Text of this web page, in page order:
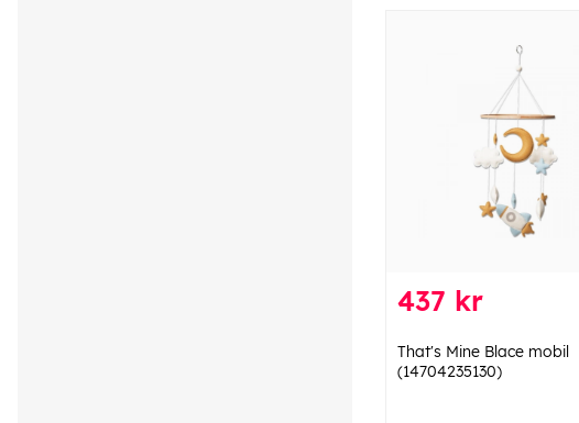
437 kr
That's Mine Blace mobil
(14704235130)